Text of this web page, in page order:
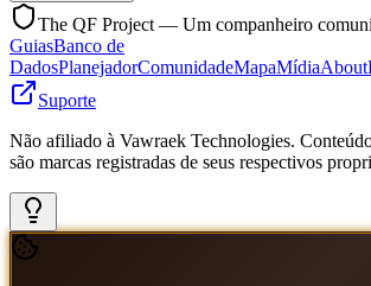
The QF Project — Um companheiro
GuiasBanco de
DadosPlanejadorComunidadeMapaMídiaAbout
Suporte
Não afiliado à Vawraek Technologies.
são marcas registradas de seus respectivos